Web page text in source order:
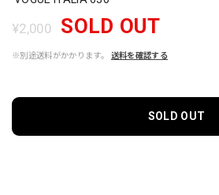
¥2,000 SOLD OUT
※別途送料がかかります。 送料を確認する
SOLD OUT